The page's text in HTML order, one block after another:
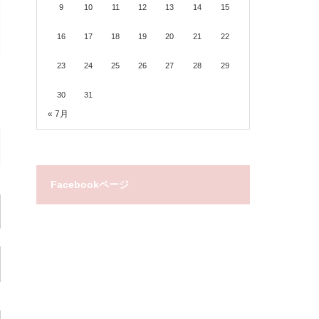
9 10 11 12 13 14 15
16 17 18 19 20 21 22
23 24 25 26 27 28 29
30 31
« 7月
Facebookページ